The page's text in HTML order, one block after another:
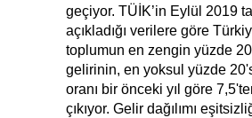
geçiyor. TÜİK’in Eylül 2019
açıkladığı verilere göre
toplumun en zengin yüzde
gelirinin, en yoksul yüzde
oranı bir önceki yıl göre
çıkıyor. Gelir dağılımı